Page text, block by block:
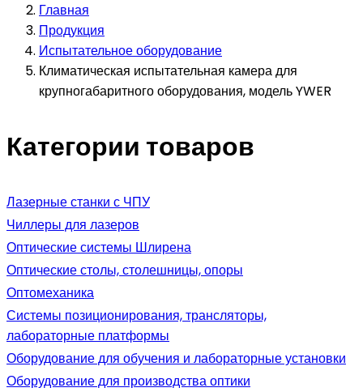
Главная
Продукция
Испытательное оборудование
Климатическая испытательная камера для
крупногабаритного оборудования, модель YWER
Категории товаров
Лазерные станки с ЧПУ
Чиллеры для лазеров
Оптические системы Шлирена
Оптические столы, столешницы, опоры
Оптомеханика
Системы позиционирования, трансляторы,
лабораторные платформы
Оборудование для обучения и лабораторные установки
Оборудование для производства оптики